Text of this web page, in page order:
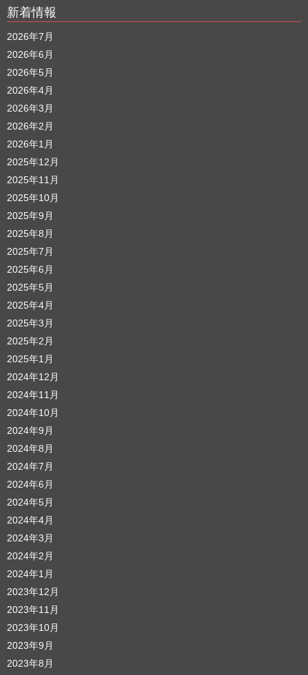
新着情報
2026年7月
2026年6月
2026年5月
2026年4月
2026年3月
2026年2月
2026年1月
2025年12月
2025年11月
2025年10月
2025年9月
2025年8月
2025年7月
2025年6月
2025年5月
2025年4月
2025年3月
2025年2月
2025年1月
2024年12月
2024年11月
2024年10月
2024年9月
2024年8月
2024年7月
2024年6月
2024年5月
2024年4月
2024年3月
2024年2月
2024年1月
2023年12月
2023年11月
2023年10月
2023年9月
2023年8月